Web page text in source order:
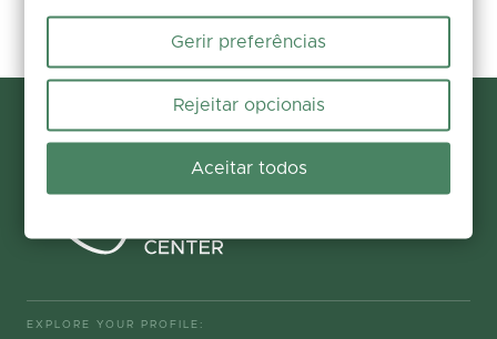
EXPLORE YOUR PROFILE:
Gerir preferências
Rejeitar opcionais
Aceitar todos